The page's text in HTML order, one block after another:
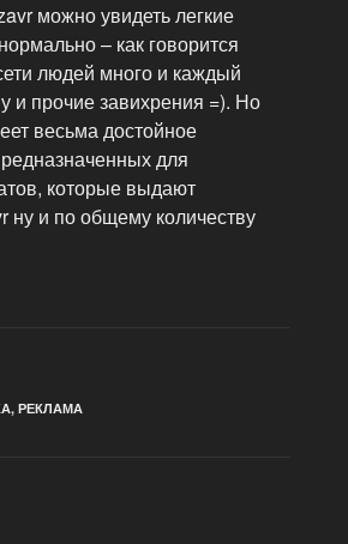
можно увидеть легкие
– как говорится
людей много и каждый
и прочие завихрения =). Но
весьма достойное
для
которые выдают
ну и по общему количеству
, РЕКЛАМА